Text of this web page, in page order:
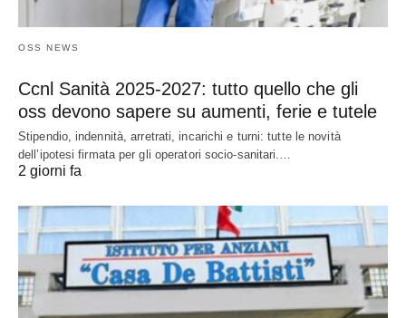
OSS NEWS
Ccnl Sanità 2025-2027: tutto quello che gli
oss devono sapere su aumenti, ferie e tutele
Stipendio, indennità, arretrati, incarichi e turni: tutte le novità
dell’ipotesi firmata per gli operatori socio-sanitari.…
2 giorni fa